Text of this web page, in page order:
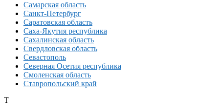
Самарская область
Санкт-Петербург
Саратовская область
Саха-Якутия республика
Сахалинская область
Свердловская область
Севастополь
Северная Осетия республика
Смоленская область
Ставропольский край
Т